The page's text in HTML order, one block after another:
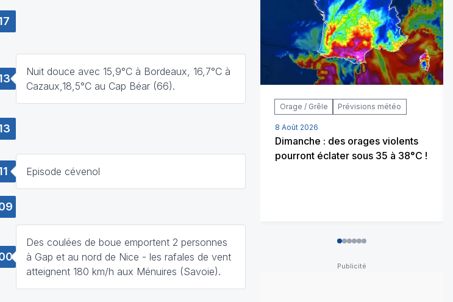
Nuit douce avec 15,9°C à Bordeaux, 16,7°C à
Cazaux,18,5°C au Cap Béar (66).
Episode cévenol
Des coulées de boue emportent 2 personnes
à Gap et au nord de Nice - les rafales de vent
atteignent 180 km/h aux Ménuires (Savoie).
Orage / Grêle Prévisions météo
8 Août 2026
Dimanche : des orages violents
pourront éclater sous 35 à 38°C !
012345